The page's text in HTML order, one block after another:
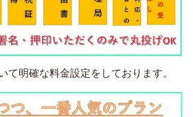
て明確な料金設定をしております。